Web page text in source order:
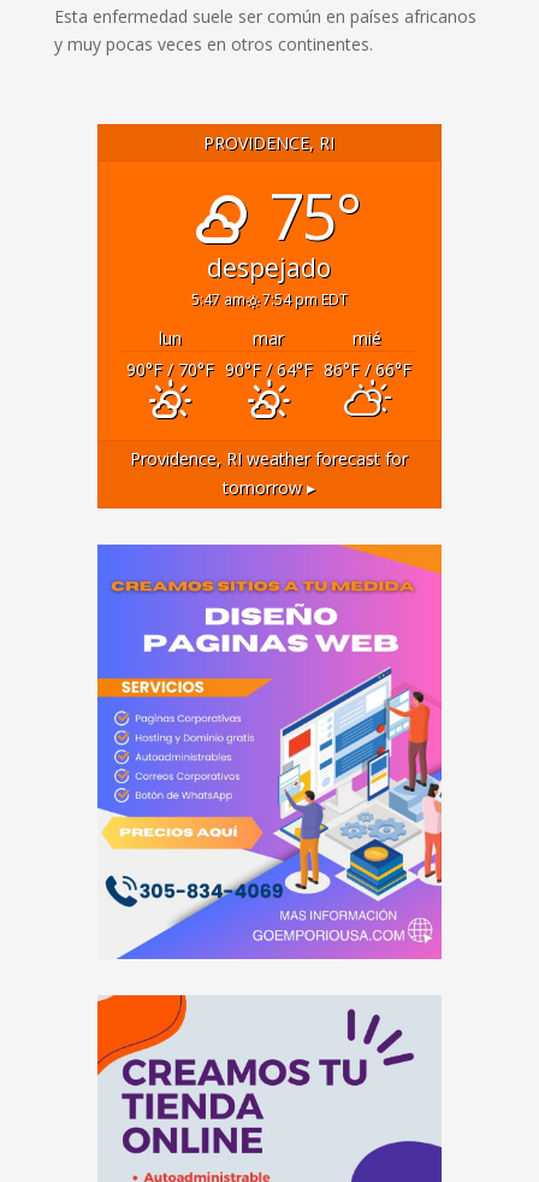
Esta enfermedad suele ser común en países africanos
y muy pocas veces en otros continentes.
PROVIDENCE, RI
75°
despejado
5:47 am 7:54 pm EDT
lun mar
mié
90°F/ 70°F 90°F/ 64°F 86°F/ 66°F
Providence, RI weather forecast for
tomorrow ▸